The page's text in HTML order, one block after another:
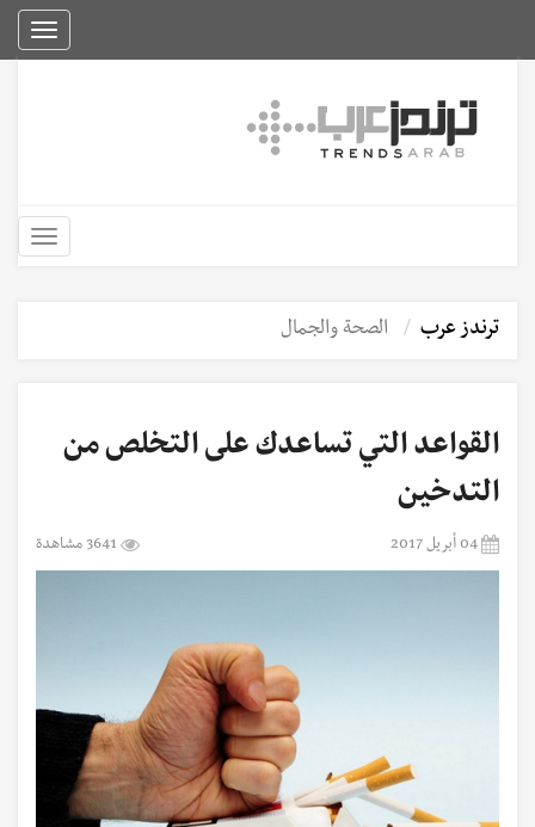
Toggle
Toggle
ترندز عرب الصحة والجمال
القواعد التي تساعدك على التخلص من
التدخين
04 أبريل 2017 3641 مشاهدة